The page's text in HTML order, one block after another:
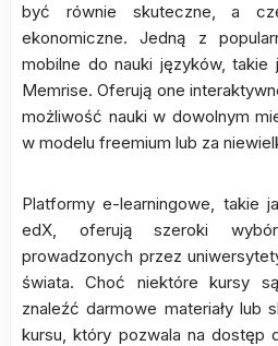
być równie skuteczne, a
ekonomiczne. Jedną z
mobilne do nauki języków, takie
Memrise. Oferują one
możliwość nauki w dowolnym
w modelu freemium lub za
Platformy e-learningowe, takie
edX, oferują szeroki
prowadzonych przez
świata. Choć niektóre kursy
znaleźć darmowe materiały lub
kursu, który pozwala na dostęp